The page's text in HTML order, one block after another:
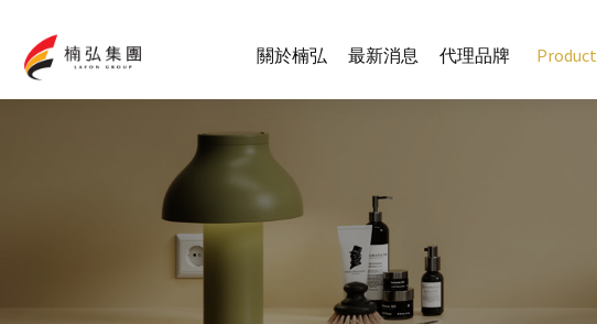
關於楠弘 最新消息 代理品牌 Product